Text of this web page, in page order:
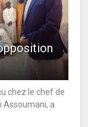
chez le chef de
Assoumani, a